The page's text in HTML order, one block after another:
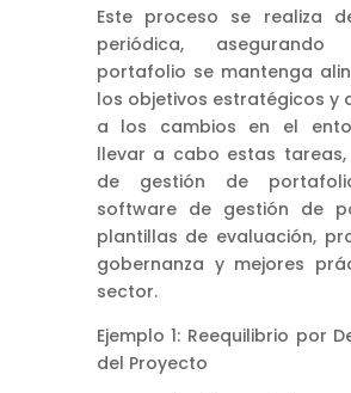
Este proceso se realiza
periódica,
portafolio se mantenga
los objetivos estratégicos y
a los cambios en el
llevar a cabo estas tareas,
de gestión de
software de gestión de
plantillas de evaluación,
gobernanza y mejores
sector.
Ejemplo 1: Reequilibrio por
del Proyecto